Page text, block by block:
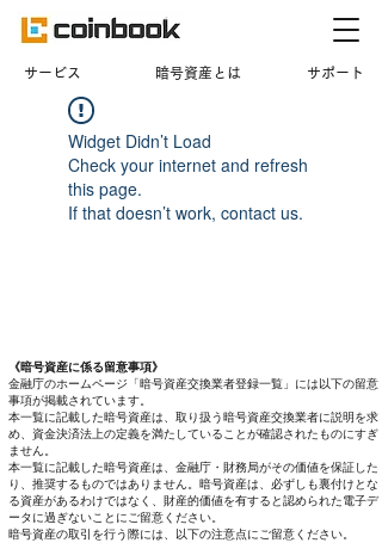
​サービス 暗号資産とは サポート
Widget Didn’t Load
Check your internet and refresh
this page.
If that doesn’t work, contact us.
《暗号資産に係る留意事項》
金融庁のホームページ「暗号資産交換業者登録一覧」には以下の留意
事項が掲載されています。
本一覧に記載した暗号資産は、取り扱う暗号資産交換業者に説明を求
め、資金決済法上の定義を満たしていることが確認されたものにすぎ
ません。
本一覧に記載した暗号資産は、金融庁・財務局がその価値を保証した
り、推奨するものではありません。暗号資産は、必ずしも裏付けとな
る資産があるわけではなく、財産的価値を有すると認められた電子デ
ータに過ぎないことにご留意ください。
暗号資産の取引を行う際には、以下の注意点にご留意ください。